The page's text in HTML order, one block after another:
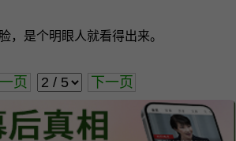
，是个明眼人就看得出来。
页 下一页